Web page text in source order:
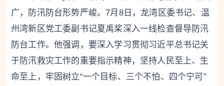
广，防汛防台形势严峻。7月8日，龙湾区委书记、温
州湾新区党工委副书记夏禹桨深入一线检查督导防汛
防台工作。他强调，要深入学习贯彻习近平总书记关
于防汛救灾工作的重要指示精神，坚持人民至上、生
命至上，牢固树立“一个目标、三个不怕、四个宁可”